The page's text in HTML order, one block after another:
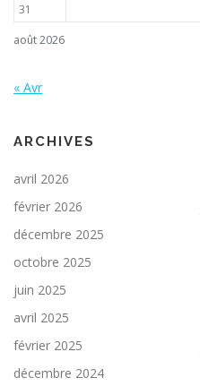
août 2026
31
« Avr
ARCHIVES
avril 2026
février 2026
décembre 2025
octobre 2025
juin 2025
avril 2025
février 2025
décembre 2024